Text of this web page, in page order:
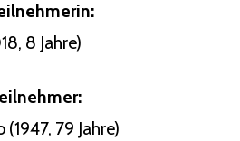
8 Jahre)
79 Jahre)